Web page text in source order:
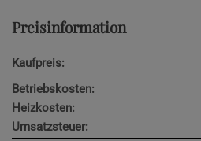
Preisinformation
Kaufpreis:
Betriebskosten:
Heizkosten:
Umsatzsteuer: